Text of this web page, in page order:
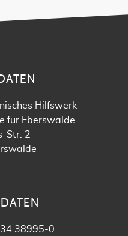
Hilfswerk
für Eberswalde
Str. 2
38995-0